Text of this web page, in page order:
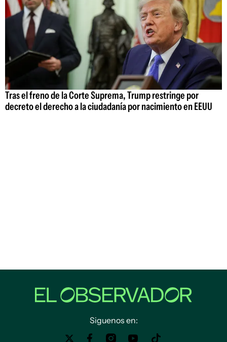
Tras el freno de la Corte Suprema, Trump restringe por
decreto el derecho a la ciudadanía por nacimiento en EEUU
Siguenos en: